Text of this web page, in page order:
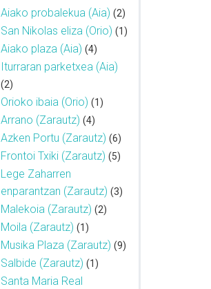
Aiako probalekua (Aia) (2)
San Nikolas eliza (Orio) (1)
Aiako plaza (Aia) (4)
Iturraran parketxea (Aia)
(2)
Orioko ibaia (Orio) (1)
Arrano (Zarautz) (4)
Azken Portu (Zarautz) (6)
Frontoi Txiki (Zarautz) (5)
Lege Zaharren
enparantzan (Zarautz) (3)
Malekoia (Zarautz) (2)
Moila (Zarautz) (1)
Musika Plaza (Zarautz) (9)
Salbide (Zarautz) (1)
Santa Maria Real